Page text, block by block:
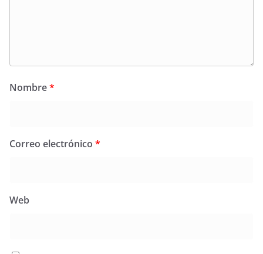
Nombre*
Correo electrónico *
Web